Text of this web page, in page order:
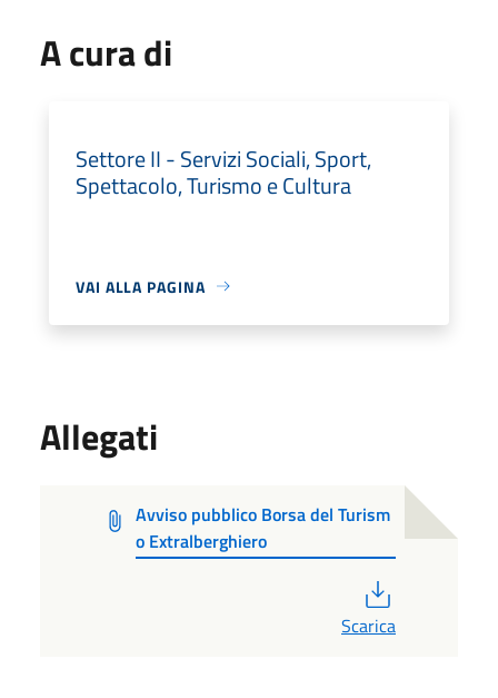
A cura di
Settore II - Servizi Sociali, Sport,
Spettacolo, Turismo e Cultura
VAI ALLA PAGINA
Allegati
Avviso pubblico Borsa del Turism
o Extralberghiero
Scarica